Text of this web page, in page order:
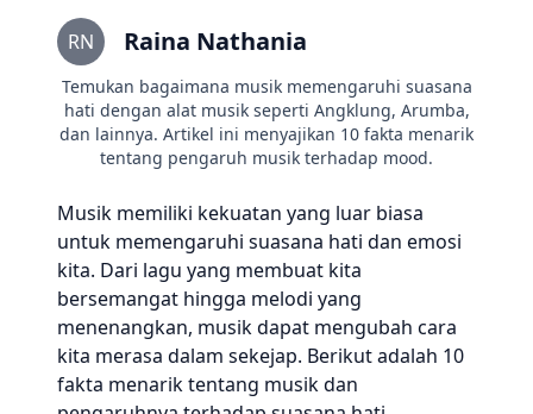
RN Raina Nathania
Temukan bagaimana musik memengaruhi suasana
hati dengan alat musik seperti Angklung, Arumba,
dan lainnya. Artikel ini menyajikan 10 fakta menarik
tentang pengaruh musik terhadap mood.
Musik memiliki kekuatan yang luar biasa
untuk memengaruhi suasana hati dan emosi
kita. Dari lagu yang membuat kita
bersemangat hingga melodi yang
menenangkan, musik dapat mengubah cara
kita merasa dalam sekejap. Berikut adalah 10
fakta menarik tentang musik dan